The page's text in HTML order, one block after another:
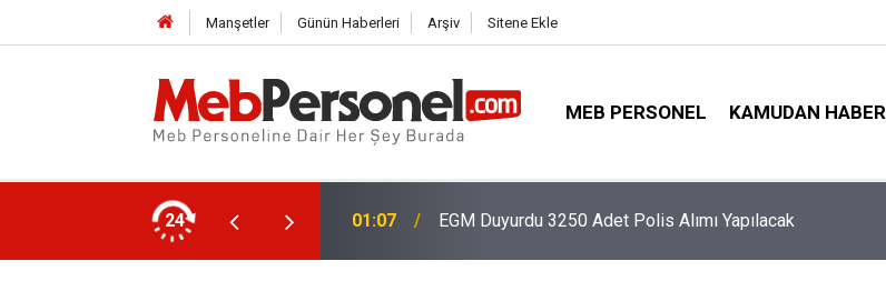
Manşetler Günün Haberleri Arşiv Sitene Ekle
MEB PERSONEL KAMUDAN HABER
24
ve Yarıyıl Tarihleri Belli Oldu 01:07 EGM Duyurdu 3250 Adet Polis Alımı Yapılacak